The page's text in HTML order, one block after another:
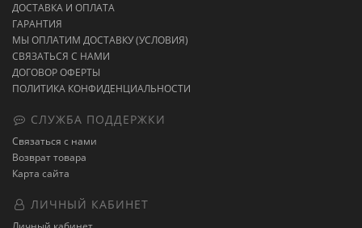
ДОСТАВКА И ОПЛАТА
ГАРАНТИЯ
МЫ ОПЛАТИМ ДОСТАВКУ (УСЛОВИЯ)
СВЯЗАТЬСЯ С НАМИ
ДОГОВОР ОФЕРТЫ
ПОЛИТИКА КОНФИДЕНЦИАЛЬНОСТИ
СЛУЖБА ПОДДЕРЖКИ
Связаться с нами
Возврат товара
Карта сайта
ЛИЧНЫЙ КАБИНЕТ